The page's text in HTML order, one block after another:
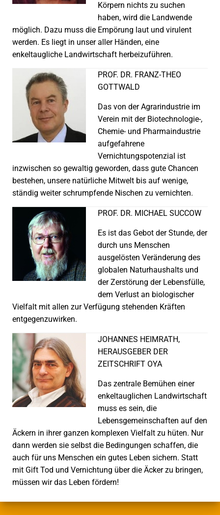
Körpern nichts zu suchen
haben, wird die Landwende
möglich. Dazu muss die Empörung laut und virulent
werden. Es liegt in unser aller Händen, eine
enkeltaugliche Landwirtschaft herbeizuführen.
PROF. DR. FRANZ-THEO
GOTTWALD
Das von der Agrarindustrie im
Verein mit der Biotechnologie-,
Chemie- und Pharmaindustrie
aufgefahrene
Vernichtungspotenzial ist
inzwischen so gewaltig geworden, dass gute Chancen
bestehen, unsere natürliche Mitwelt bis auf wenige,
ständig weiter schrumpfende Nischen zu vernichten.
PROF. DR. MICHAEL SUCCOW
Es ist das Gebot der Stunde, der
durch uns Menschen
ausgelösten Veränderung des
globalen Naturhaushalts und
der Zerstörung der Lebensfülle,
dem Verlust an biologischer
Vielfalt mit allen zur Verfügung stehenden Kräften
entgegenzuwirken.
JOHANNES HEIMRATH,
HERAUSGEBER DER
ZEITSCHRIFT OYA
Das zentrale Bemühen einer
enkeltauglichen Landwirtschaft
muss es sein, die
Lebensgemeinschaften auf den
Äckern in ihrer ganzen komplexen Vielfalt zu hüten. Nur
dann werden sie selbst die Bedingungen schaffen, die
auch für uns Menschen ein gutes Leben sichern. Statt
mit Gift Tod und Vernichtung über die Äcker zu bringen,
müssen wir das Leben fördern!